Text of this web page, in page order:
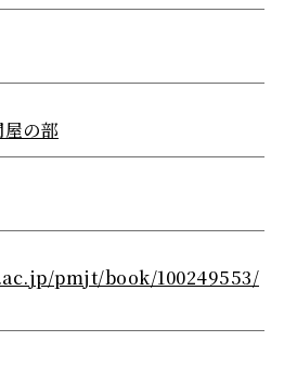
の部
pmjt/book/100249553/